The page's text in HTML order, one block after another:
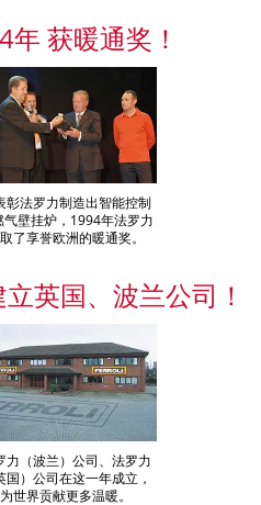
年 获暖通奖！
彰法罗力制造出智能控制
气壁挂炉，1994年法罗力
了享誉欧洲的暖通奖。
英国、波兰公司！
力（波兰）公司、法罗力
国）公司在这一年成立，
为世界贡献更多温暖。